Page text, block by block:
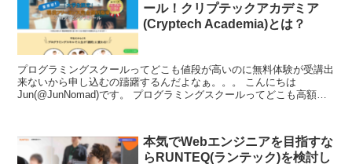
ール！クリプテックアカデミア
(Cryptech Academia)とは？
プログラミングスクールってどこも値段が高いのに無料体験が受講出
来ないから申し込むの躊躇するんだよなぁ。。。 こんにちは
Jun(@JunNomad)です。 プログラミングスクールってどこも高額な
本気でWebエンジニアを目指すな
らRUNTEQ(ランテック)を検討し